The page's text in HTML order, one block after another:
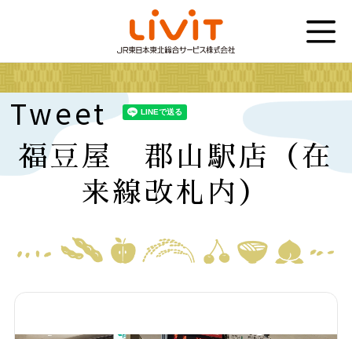
Tweet
福豆屋 郡山駅店（在
来線改札内）